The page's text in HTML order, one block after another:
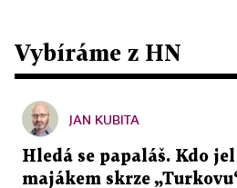
Vybíráme z HN
JAN KUBITA
Hledá se papaláš. Kdo
majákem skrze